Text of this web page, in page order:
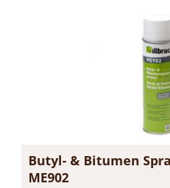
Butyl- & Bitumen
ME902